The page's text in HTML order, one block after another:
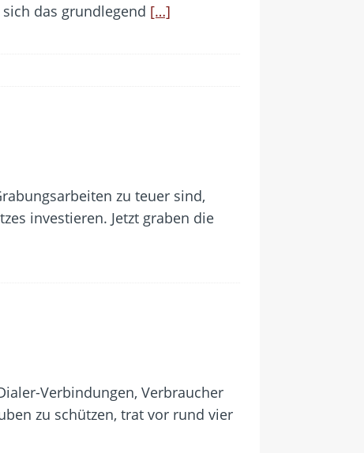
das grundlegend […]
zu teuer sind,
investieren. Jetzt graben die
Verbindungen, Verbraucher
zu schützen, trat vor rund vier